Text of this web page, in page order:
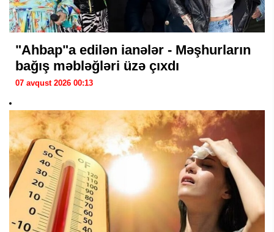
"Ahbap"a edilən ianələr - Məşhurların
bağış məbləğləri üzə çıxdı
07 avqust 2026 00:13